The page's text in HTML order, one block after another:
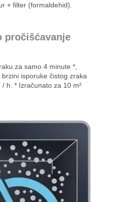
+ filter (formaldehid).
pročišćavanje
za samo 4 minute *,
isporuke čistog zraka
h. * Izračunato za 10 m²